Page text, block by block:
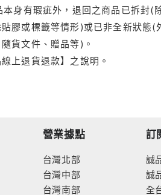
身有瑕疵外，退回之商品已拆封
膠或標籤等情形)或已非全新狀
貨文件、贈品等)。
上退貨退款】之說明。
營業據點
台灣北部
台灣中部
台灣南部
訂
誠
誠
全